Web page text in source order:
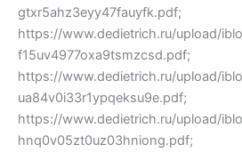
gtxr5ahz3eyy47fauyfk.pdf;
https://www.dedietrich.ru/upload/
f15uv4977oxa9tsmzcsd.pdf;
https://www.dedietrich.ru/upload/
ua84v0i33r1ypqeksu9e.pdf;
https://www.dedietrich.ru/upload/
hnq0v05zt0uz03hniong.pdf;